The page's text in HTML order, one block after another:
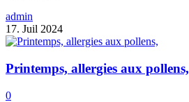
admin
17. Juil 2024
Printemps, allergies aux pollens,
0